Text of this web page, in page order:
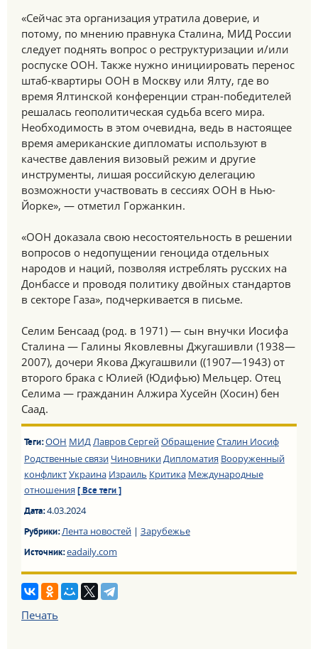
«Сейчас эта организация утратила доверие, и
потому, по мнению правнука Сталина, МИД России
следует поднять вопрос о реструктуризации и/или
роспуске ООН. Также нужно инициировать перенос
штаб-квартиры ООН в Москву или Ялту, где во
время Ялтинской конференции стран-победителей
решалась геополитическая судьба всего мира.
Необходимость в этом очевидна, ведь в настоящее
время американские дипломаты используют в
качестве давления визовый режим и другие
инструменты, лишая российскую делегацию
возможности участвовать в сессиях ООН в Нью-
Йорке», — отметил Горжанкин.
«ООН доказала свою несостоятельность в решении
вопросов о недопущении геноцида отдельных
народов и наций, позволяя истреблять русских на
Донбассе и проводя политику двойных стандартов
в секторе Газа», подчеркивается в письме.
Селим Бенсаад (род. в 1971) — сын внучки Иосифа
Сталина — Галины Яковлевны Джугашивли (1938—
2007), дочери Якова Джугашвили ((1907—1943) от
второго брака с Юлией (Юдифью) Мельцер. Отец
Селима — гражданин Алжира Хусейн (Хосин) бен
Саад.
Теги:ООН МИДЛавров СергейОбращениеСталин Иосиф
Родственные связи ЧиновникиДипломатия Вооруженный
конфликтУкраина Израиль Критика Международные
отношения [ Все теги ]
Дата:4.03.2024
Рубрики:Лента новостей| Зарубежье
Источник:eadaily.com
Печать